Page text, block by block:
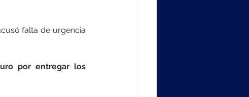
falta de urgencia
por entregar los